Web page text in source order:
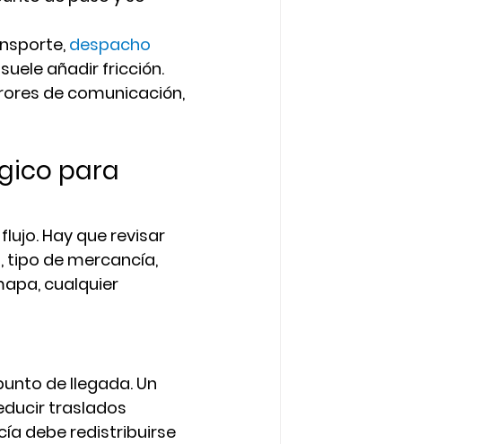
despacho
añadir fricción.
de comunicación,
para
Hay que revisar
tipo de mercancía,
cualquier
de llegada. Un
traslados
debe redistribuirse